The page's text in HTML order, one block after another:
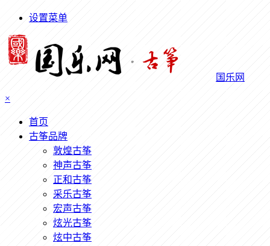
设置菜单
国乐网
×
首页
古筝品牌
敦煌古筝
神声古筝
正和古筝
采乐古筝
宏声古筝
炫光古筝
炫中古筝